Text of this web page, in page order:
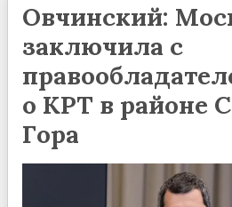
Овчинский:
заключила с
о КРТ в районе
Гора